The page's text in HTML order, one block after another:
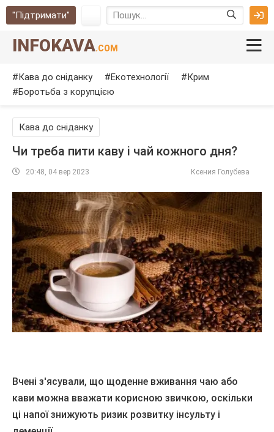
"Підтримати"
INFOKAVA.COM
Кава до сніданку Екотехнології
Крим
Боротьба з корупцією
Кава до сніданку
Чи треба пити каву і чай кожного дня?
20:48, 04 вер 2023 Ксения Голубева
Вчені з'ясували, що щоденне вживання чаю або
кави можна вважати корисною звичкою, оскільки
ці напої знижують ризик розвитку інсульту і